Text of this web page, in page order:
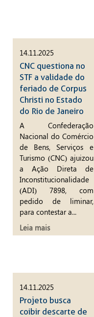
14.11.2025
CNC questiona no
STF a validade do
feriado de Corpus
Christi no Estado
do Rio de Janeiro
A Confederação
Nacional do Comércio
de Bens, Serviços e
Turismo (CNC) ajuizou
a Ação Direta de
Inconstitucionalidade
(ADI) 7898, com
pedido de liminar,
para contestar a...
Leia mais
14.11.2025
Projeto busca
coibir descarte de